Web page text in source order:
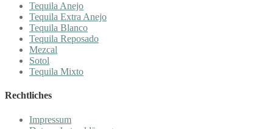
Tequila Anejo
Tequila Extra Anejo
Tequila Blanco
Tequila Reposado
Mezcal
Sotol
Tequila Mixto
Rechtliches
Impressum